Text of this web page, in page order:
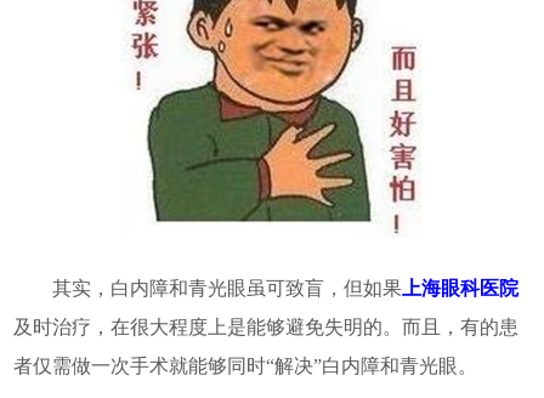
其实，白内障和青光眼虽可致盲，但如果上海眼科医院
及时治疗，在很大程度上是能够避免失明的。而且，有的患
者仅需做一次手术就能够同时“解决”白内障和青光眼。